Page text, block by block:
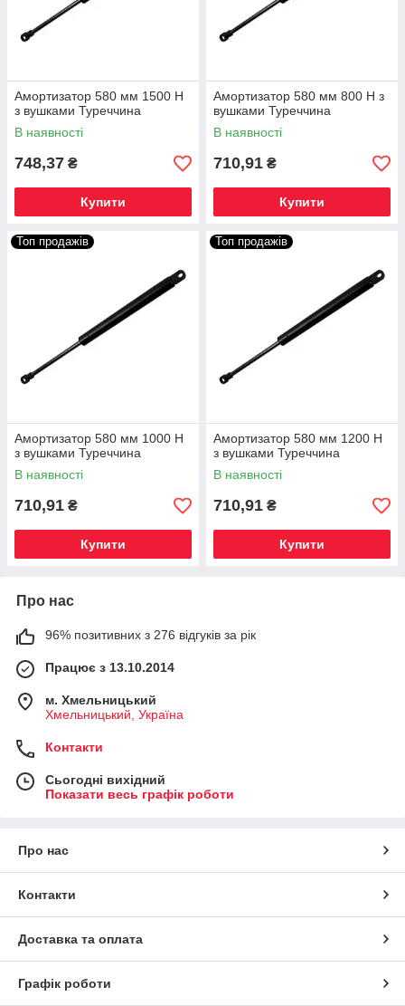
Амортизатор 580 мм 1500 Н
з вушками Туреччина
В наявності
748,37 ₴
Купити
Амортизатор 580 мм 800 Н з
вушками Туреччина
В наявності
710,91 ₴
Купити
Топ продажів
Амортизатор 580 мм 1000 Н
з вушками Туреччина
В наявності
710,91 ₴
Купити
Топ продажів
Амортизатор 580 мм 1200 Н
з вушками Туреччина
В наявності
710,91 ₴
Купити
Про нас
96% позитивних з 276 відгуків за рік
Працює з 13.10.2014
м. Хмельницький
Хмельницький, Україна
Контакти
Сьогодні вихідний
Показати весь графік роботи
Про нас
Контакти
Доставка та оплата
Графік роботи